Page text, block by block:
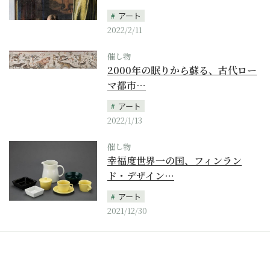
アート
2022/2/11
催し物
2000年の眠りから蘇る、古代ロー
マ都市…
アート
2022/1/13
催し物
幸福度世界一の国、フィンラン
ド・デザイン…
アート
2021/12/30